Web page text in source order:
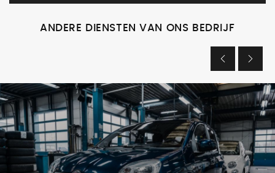
ANDERE DIENSTEN VAN ONS BEDRIJF